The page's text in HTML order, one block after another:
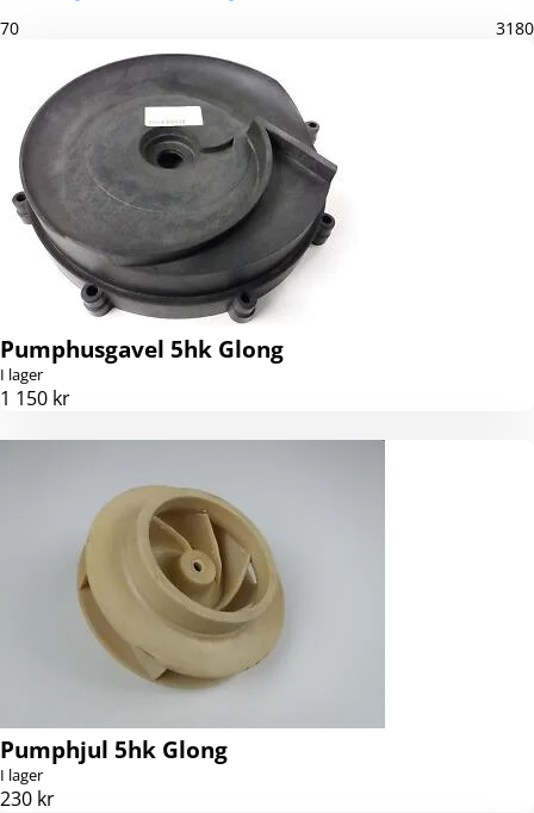
70 3180
Pumphusgavel 5hk Glong
I lager
1 150 kr
Pumphjul 5hk Glong
I lager
230 kr